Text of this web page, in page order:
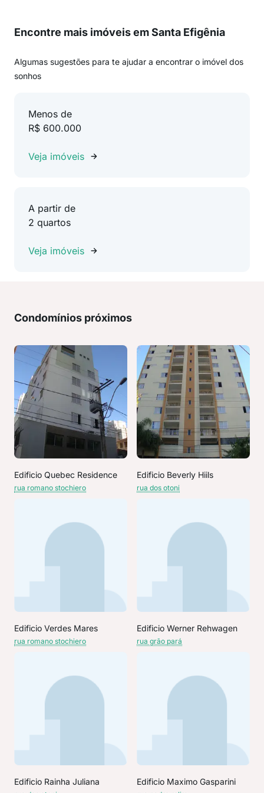
Encontre mais imóveis em Santa Efigênia
Algumas sugestões para te ajudar a encontrar o imóvel dos
sonhos
Menos de
R$ 600.000
Veja imóveis
A partir de
2 quartos
Veja imóveis
Condomínios próximos
Edificio Quebec Residence
rua romano stochiero
Edificio Beverly Hiils
rua dos otoni
Edificio Verdes Mares
rua romano stochiero
Edificio Werner Rehwagen
rua grão pará
Edificio Rainha Juliana Edificio Maximo Gasparini